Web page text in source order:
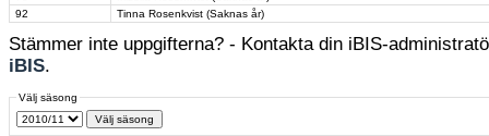
92
Tinna Rosenkvist (Saknas år)
Stämmer inte uppgifterna? - Kontakta din iBIS-
iBIS.
Välj säsong